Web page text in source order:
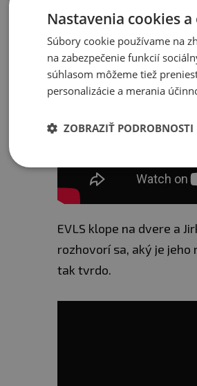
EVLS klope na dvere a
rozhovorí sa, aký je
tak tvrdo.
Nastavenia cookies
Súbory cookie používame na
na zabezpečenie funkcií
súhlasom môžeme tiež
personalizácie a merania
ZOBRAZIŤ PODROBNOSTI